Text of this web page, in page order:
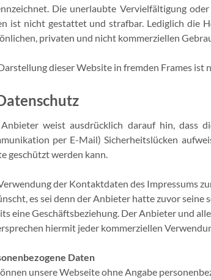
Die unerlaubte Vervielfältigung
ist nicht gestattet und strafbar. Lediglich die
privaten und nicht kommerziellen
dieser Website in fremden Frames ist
weist ausdrücklich darauf hin, dass
per E-Mail) Sicherheitslücken
geschützt werden kann.
der Kontaktdaten des Impressums
es sei denn der Anbieter hatte zuvor
eine Geschäftsbeziehung. Der Anbieter und
hiermit jeder kommerziellen
Daten
unsere Webseite ohne Angabe